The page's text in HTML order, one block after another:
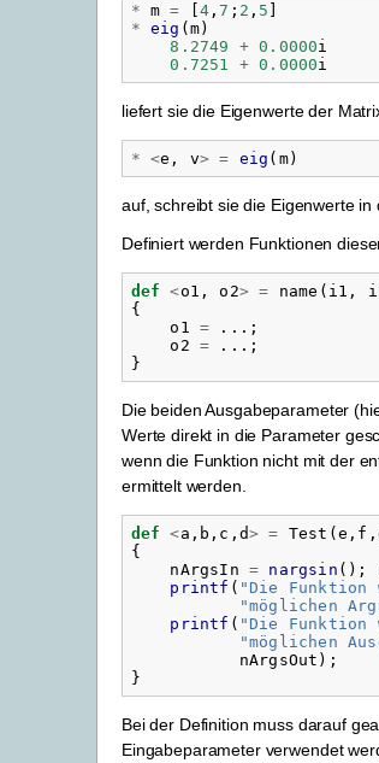
* m = [4 ,7 ; 2 , 5
*
eig ( m)
8.2749
+ 0.0000i
0.7251
+ 0.0000i
liefert sie die Eigenwerte der
* <e , v> = eig ( m)
auf, schreibt sie die Eigenwerte
Definiert werden Funktionen
def <o1 , o2> = name ( i1 ,
{
o1
=
...;
o2
=
...;
}
Die beiden Ausgabeparameter
Werte direkt in die Parameter
wenn die Funktion nicht mit der
ermittelt werden.
def <a , b , c , d> = Test ( e , f ,
{
nArgsIn
= nargsin ();
printf ( " Die Funktion
"möglichen
printf ( " Die Funktion
"möglichen
nArgsOut );
}
Bei der Definition muss darauf
Eingabeparameter verwendet